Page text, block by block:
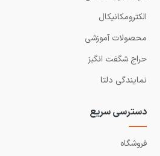
الکترومکانیکال
محصولات آموزشی
حراج شگفت انگیز
نمایندگی دلتا
دسترسی سریع
فروشگاه